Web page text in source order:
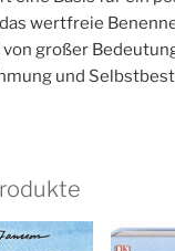
wertfreie
großer
und